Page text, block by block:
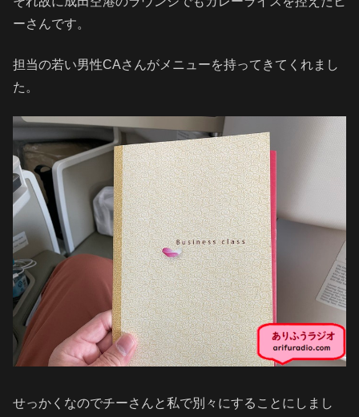
ーさんです。
担当の若い男性CAさんがメニューを持ってきてくれまし
た。
せっかくなのでチーさんと私で別々にすることにしまし